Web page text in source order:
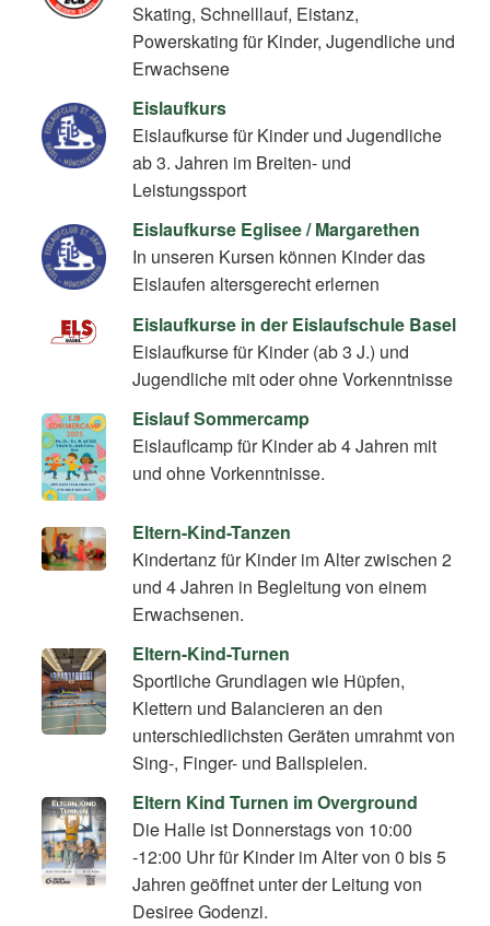
Skating, Schnelllauf, Eistanz,
Powerskating für Kinder, Jugendliche und
Erwachsene
Eislaufkurs
Eislaufkurse für Kinder und Jugendliche
ab 3. Jahren im Breiten- und
Leistungssport
Eislaufkurse Eglisee / Margarethen
In unseren Kursen können Kinder das
Eislaufen altersgerecht erlernen
Eislaufkurse in der Eislaufschule Basel
Eislaufkurse für Kinder (ab 3 J.) und
Jugendliche mit oder ohne Vorkenntnisse
Eislauf Sommercamp
Eislauflcamp für Kinder ab 4 Jahren mit
und ohne Vorkenntnisse.
Eltern-Kind-Tanzen
Kindertanz für Kinder im Alter zwischen 2
und 4 Jahren in Begleitung von einem
Erwachsenen.
Eltern-Kind-Turnen
Sportliche Grundlagen wie Hüpfen,
Klettern und Balancieren an den
unterschiedlichsten Geräten umrahmt von
Sing-, Finger- und Ballspielen.
Eltern Kind Turnen im Overground
Die Halle ist Donnerstags von 10:00
-12:00 Uhr für Kinder im Alter von 0 bis 5
Jahren geöffnet unter der Leitung von
Desiree Godenzi.